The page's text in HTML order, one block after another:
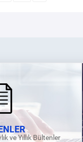
ve Yıllık Bültenler